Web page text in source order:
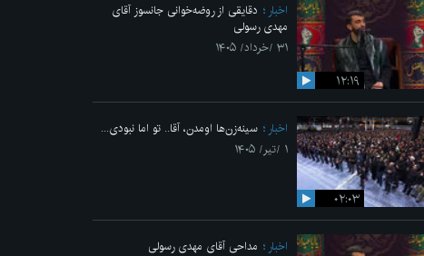
۱۲:۱۹
اخبار
دقایقی از روضه‌خوانی جانسوز آقای
مهدی رسولی
۳۱ /خرداد/ ۱۴۰۵
۰۲:۰۳
اخبار
سینه‌زن‌ها اومدن،‌ آقا.. تو اما نبودی...
۱ /تیر/ ۱۴۰۵
اخبار
مداحی آقای مهدی رسولی